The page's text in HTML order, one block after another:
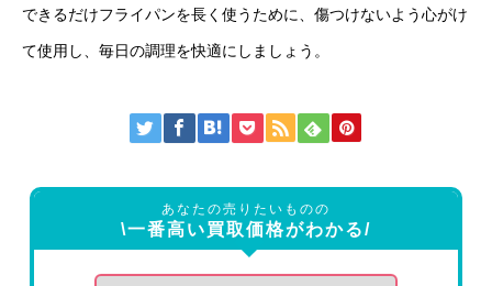
できるだけフライパンを長く使うために、傷つけないよう心がけ
て使用し、毎日の調理を快適にしましょう。
あなたの売りたいものの
\一番高い買取価格がわかる/